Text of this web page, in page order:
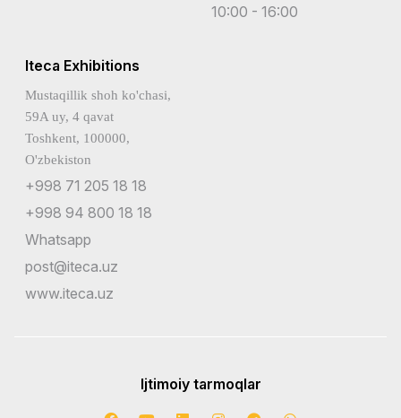
10:00 - 16:00
Iteca Exhibitions
Mustaqillik shoh ko'chasi,
59A uy, 4 qavat
Toshkent, 100000,
O'zbekiston
+998 71 205 18 18
+998 94 800 18 18
Whatsapp
post@iteca.uz
www.iteca.uz
Ijtimoiy tarmoqlar